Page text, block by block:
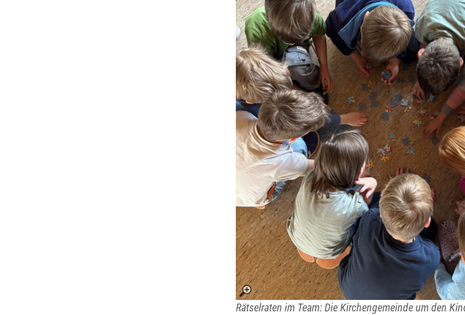
Rätselraten im Team: Die Kirchengemeinde um den